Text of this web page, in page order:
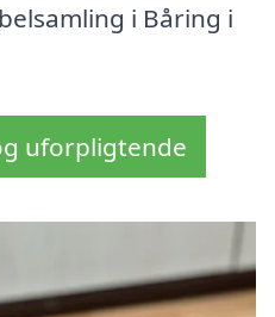
i Båring i
uforpligtende